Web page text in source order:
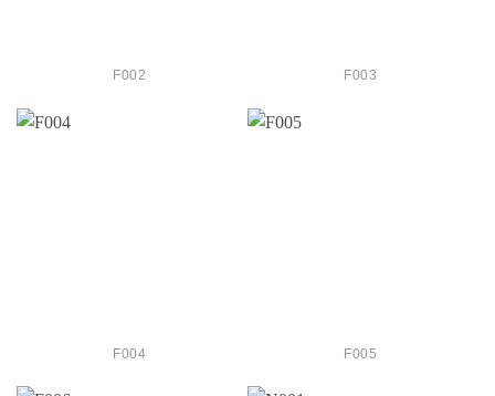
F002 F003
F004 F005